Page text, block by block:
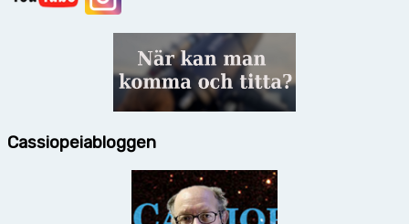
Cassiopeiabloggen